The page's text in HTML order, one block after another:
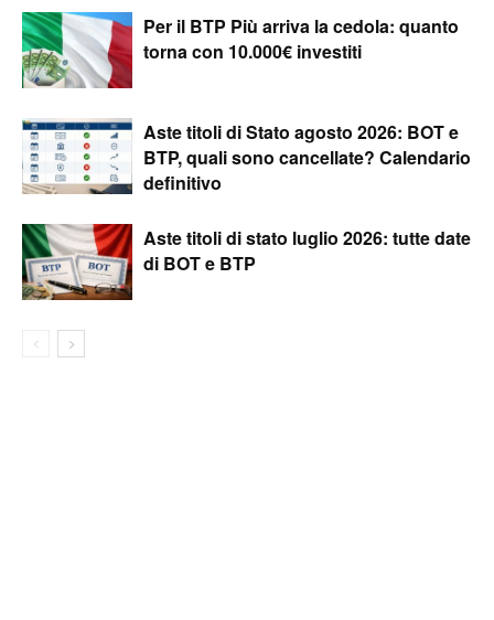
Per il BTP Più arriva la cedola: quanto
torna con 10.000€ investiti
Aste titoli di Stato agosto 2026: BOT e
BTP, quali sono cancellate? Calendario
definitivo
Aste titoli di stato luglio 2026: tutte date
di BOT e BTP